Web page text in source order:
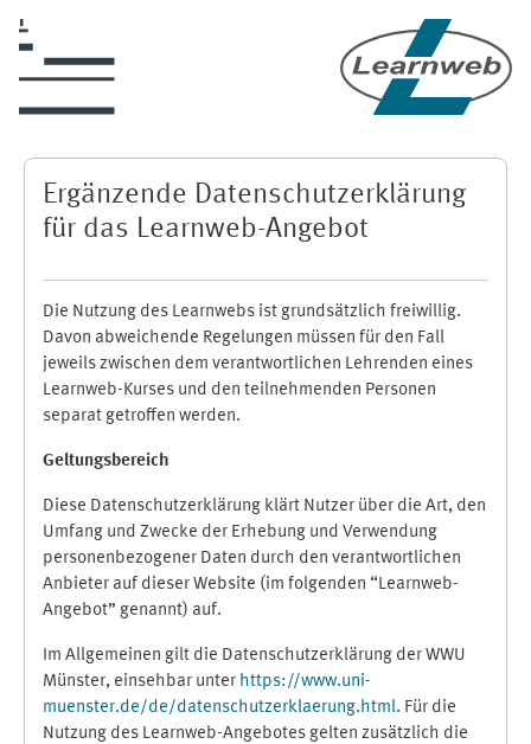
Ergänzende Datenschutzerklärung
für das Learnweb-Angebot
Die Nutzung des Learnwebs ist grundsätzlich freiwillig.
Davon abweichende Regelungen müssen für den Fall
jeweils zwischen dem verantwortlichen Lehrenden eines
Learnweb-Kurses und den teilnehmenden Personen
separat getroffen werden.
Geltungsbereich
Diese Datenschutzerklärung klärt Nutzer über die Art, den
Umfang und Zwecke der Erhebung und Verwendung
personenbezogener Daten durch den verantwortlichen
Anbieter auf dieser Website (im folgenden “Learnweb-
Angebot” genannt) auf.
Im Allgemeinen gilt die Datenschutzerklärung der WWU
Münster, einsehbar unter https://www.uni-
muenster.de/de/datenschutzerklaerung.html. Für die
Nutzung des Learnweb-Angebotes gelten zusätzlich die